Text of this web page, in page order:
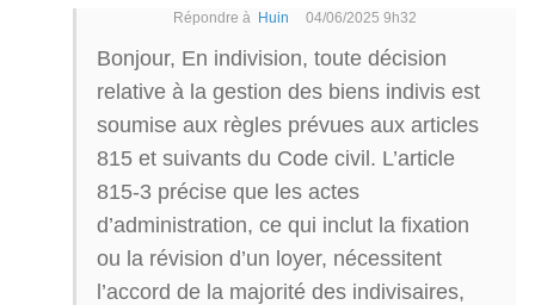
Répondre à Huin 04/06/2025 9h32
Bonjour, En indivision, toute décision
relative à la gestion des biens indivis est
soumise aux règles prévues aux articles
815 et suivants du Code civil. L’article
815-3 précise que les actes
d’administration, ce qui inclut la fixation
ou la révision d’un loyer, nécessitent
l’accord de la majorité des indivisaires,